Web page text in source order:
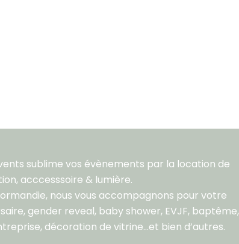
sublime vos évènements par la location de
acccesssoire & lumière.
nous vous accompagnons pour votre
gender reveal, baby shower, EVJF, baptême,
décoration de vitrine…et bien d’autres.